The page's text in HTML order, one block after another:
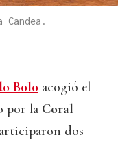
Bolo acogió el
por la Coral
dos